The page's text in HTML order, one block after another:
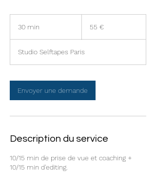
30 min
i
n
55 €
Studio Selftapes Paris
Envoyer une demande
Description du service
10/15 min de prise de vue et coaching +
10/15 min d'editing.